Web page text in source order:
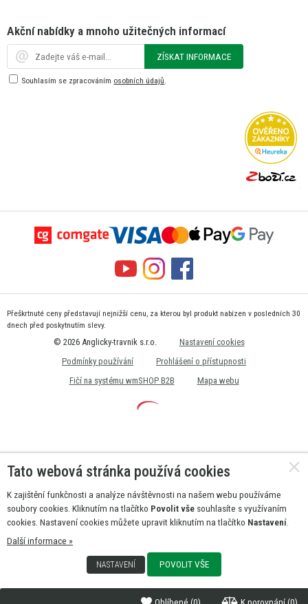
Akční nabídky a mnoho užitečných informací
ZÍSKAT INFORMACE
Souhlasím se zpracováním osobních údajů
Přeškrtnuté ceny představují nejnižší cenu, za kterou byl produkt nabízen v posledních 30
dnech před poskytnutím slevy.
© 2026 Anglicky-travnik s.r.o.
Nastavení cookies
Podmínky používání
Prohlášení o přístupnosti
Fičí na systému wmSHOP B2B
Mapa webu
Tato webová stránka používá cookies
K zajištění funkčnosti a analýze návštěvnosti na našem webu používáme
soubory cookies. Kliknutím na tlačítko Povolit vše souhlasíte s využívaním
cookies. Nastavení cookies můžete upravit kliknutím na tlačítko Nastavení
Další informace »
NASTAVENÍ POVOLIT VŠE